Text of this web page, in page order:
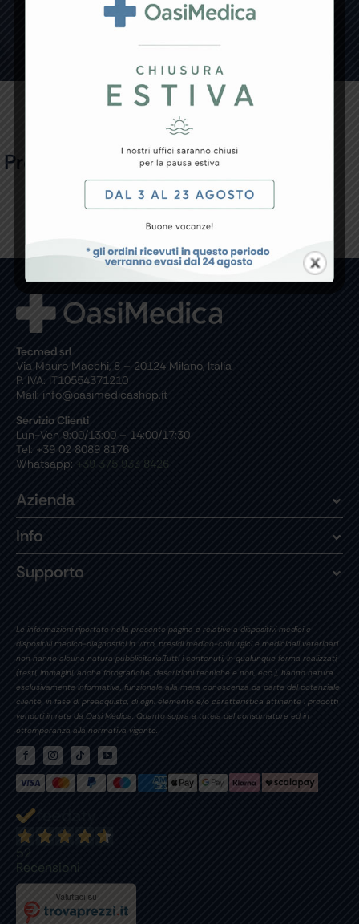
Prodotti Correlati
Tecmed srl
Via Mauro Macchi, 8 – 20124 Milano, Italia
P. IVA: IT10554371210
Mail: info@oasimedicashop.it
Servizio Clienti
Lun-Ven 9:00/13:00 – 14:00/17:30
Tel: +39 02 8089 8176
Whatsapp: +39 375 933 8426
Azienda
Info
Supporto
Le informazioni riportate nella presente pagina e relative a dispositivi medici e
dispositivi medico-diagnostici in vitro, presidi medico-chirurgici e medicinali veterinari
non hanno alcuna natura pubblicitaria.Tutti i contenuti, in qualunque forma realizzati,
(testi, immagini, anche fotografiche, descrizioni tecniche e non, ecc.), hanno natura
esclusivamente informativa, funzionale alla mera conoscenza da parte del potenziale
cliente, in fase di preacquisto, di ogni elemento e/o caratteristica attinente i prodotti
venduti in rete da Oasi Medica. Quanto sopra a tutela del consumatore ed in
ottemperanza alla normativa vigente.
52
Recensioni